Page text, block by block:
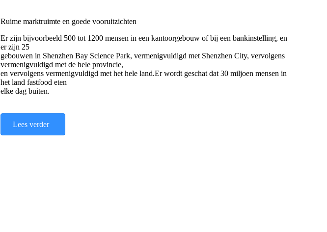
Ruime marktruimte en goede vooruitzichten
Er zijn bijvoorbeeld 500 tot 1200 mensen in een kantoorgebouw of bij een bankinstelling, en
er zijn 25
gebouwen in Shenzhen Bay Science Park, vermenigvuldigd met Shenzhen City, vervolgens
vermenigvuldigd met de hele provincie,
en vervolgens vermenigvuldigd met het hele land.Er wordt geschat dat 30 miljoen mensen in
het land fastfood eten
elke dag buiten.
Lees verder